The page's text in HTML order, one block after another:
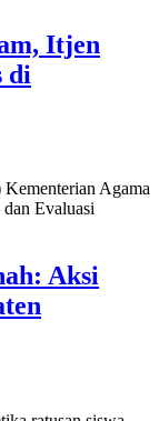
Itjen
di
Agama
dan Evaluasi
Aksi